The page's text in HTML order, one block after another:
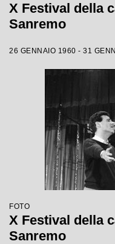
X Festival della
Sanremo
26 GENNAIO 1960 - 31
FOTO
X Festival della
Sanremo